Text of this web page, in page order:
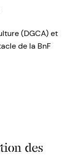
(DGCA) et
de la BnF
des